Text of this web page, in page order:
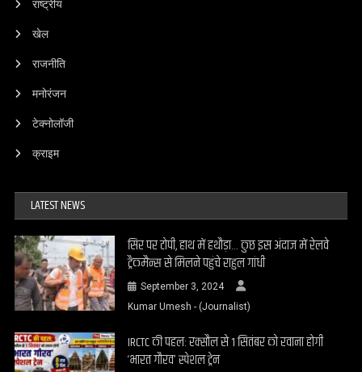
राष्ट्रीय
खेल
राजनीति
मनोरंजन
टेक्नोलॉजी
क्राइम
LATEST NEWS
सिर पर टोपी, हाथ में हथौड़ा… कुछ इस अंदाज में रेलवे
ट्रैकमैन्स से मिलने पहुंचे राहुल गांधी
September 3, 2024
Kumar Umesh - (Journalist)
IRCTC की पहल: रक्सौल से 1 सितंबर को रवाना होगी
‘भारत गौरव’ स्पेशल ट्रेन